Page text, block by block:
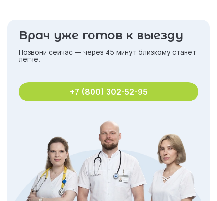
Врач уже готов к выезду
Позвони сейчас — через 45 минут близкому станет
легче.
+7 (800) 302-52-95